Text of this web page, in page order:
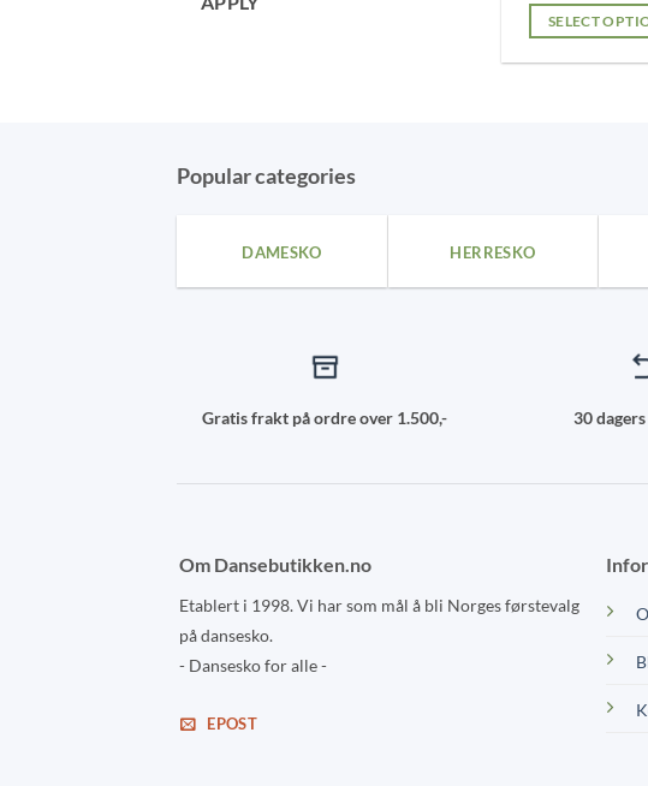
SELECT
Popular categories
DAMESKO HERRESKO
Gratis frakt på ordre over 1.500,- 30
Om Dansebutikken.no
Etablert i 1998. Vi har som mål å bli Norges førstevalg
på dansesko.
- Dansesko for alle -
EPOST